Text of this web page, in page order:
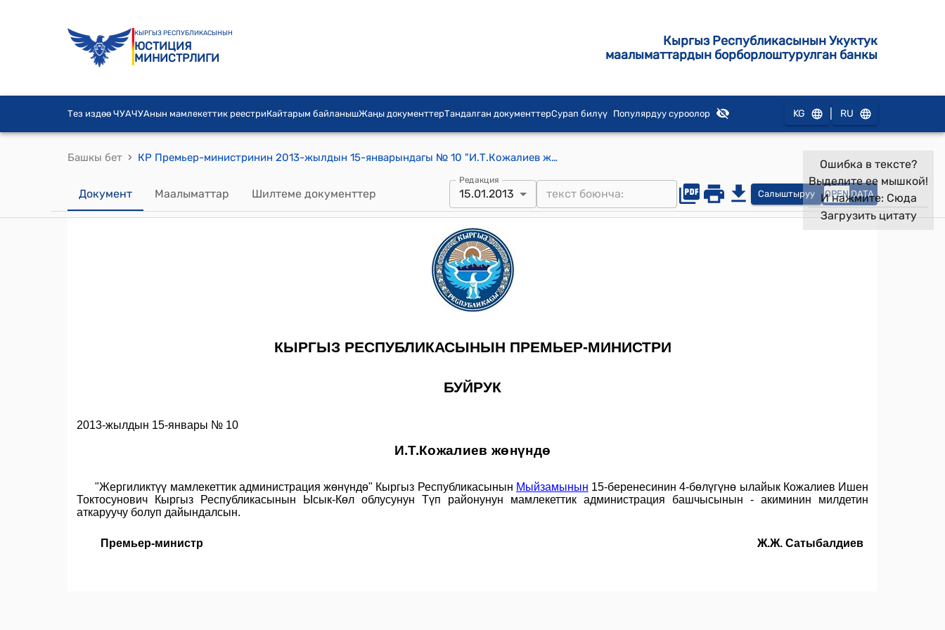
КЫРГЫЗ РЕСПУБЛИКАСЫНЫН
ЮСТИЦИЯ
МИНИСТРЛИГИ
Кыргыз Республикасынын Укуктук
маалыматтардын борборлоштурулган банкы
Тез издөө ЧУАЧУАнын мамлекеттик реестриКайтарым байланышЖаңы документтерТандалган документтерСурап билүү Популярдуу суроолор KG RU
Башкы бет › КР Премьер-министринин 2013-жылдын 15-январындагы № 10 "И.Т.Кожалиев жөнүндө" буйругу
Документ Маалыматтар Шилтеме документтер
Редакция
15.01.2013 Салыштыруу OPEN DATA
Ошибка в тексте?
Выделите ее мышкой!
И нажмите: Сюда
Загрузить цитату